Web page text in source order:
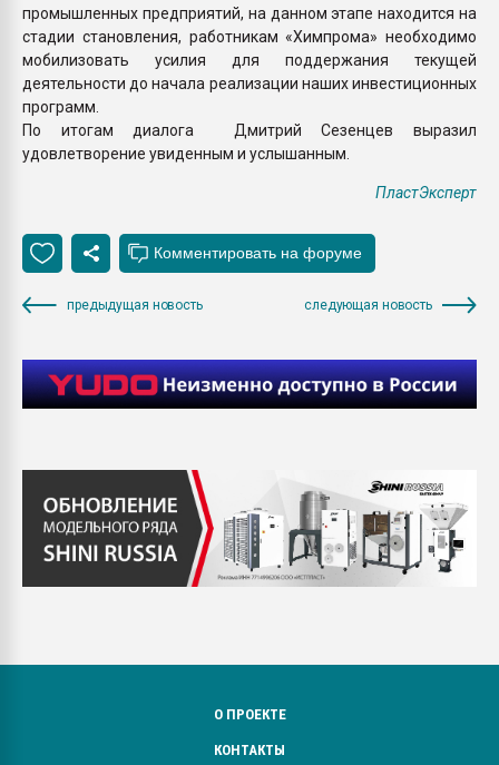
промышленных предприятий, на данном этапе находится на
стадии становления, работникам «Химпрома» необходимо
мобилизовать усилия для поддержания текущей
деятельности до начала реализации наших инвестиционных
программ.
По итогам диалога Дмитрий Сезенцев выразил
удовлетворение увиденным и услышанным.
ПластЭксперт
предыдущая новость следующая новость
О ПРОЕКТЕ
КОНТАКТЫ